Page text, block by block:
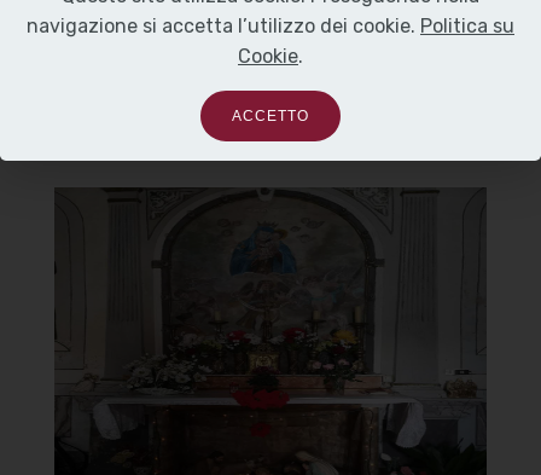
Chiesa della Madonna del
Altare con affresco
[
navigazione si accetta l’utilizzo dei cookie. Politica su
Cookie.
ACCETTO